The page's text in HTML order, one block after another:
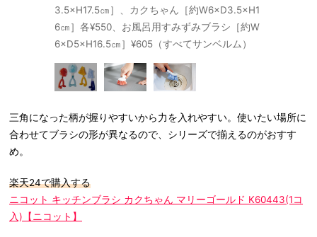
3.5×H17.5㎝］、カクちゃん［約W6×D3.5×H1
6㎝］各¥550、お風呂用すみずみブラシ［約W
6×D5×H16.5㎝］¥605（すべてサンベルム）
三角になった柄が握りやすいから力を入れやすい。使いたい場所に
合わせてブラシの形が異なるので、シリーズで揃えるのがおすす
め。
楽天24で購入する
ニコット キッチンブラシ カクちゃん マリーゴールド K60443(1コ
入)【ニコット】